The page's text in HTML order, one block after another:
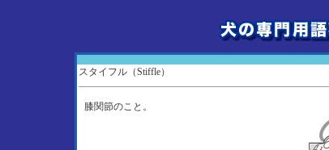
スタイフル（Stiffle）
膝関節のこと。